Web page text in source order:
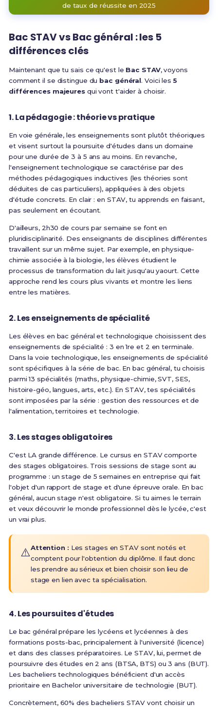
de taux de réussite en 2025
Bac STAV vs Bac général : les 5
différences clés
Maintenant que tu sais ce qu'est le Bac STAV, voyons
comment il se distingue du bac général. Voici les 5
différences majeuresqui vont t'aider à choisir.
1. La pédagogie : théorie vs pratique
En voie générale, les enseignements sont plutôt théoriques
et visent surtout la poursuite d'études dans un domaine
pour une durée de 3 à 5 ans au moins. En revanche,
l'enseignement technologique se caractérise par des
méthodes pédagogiques inductives (les théories sont
déduites de cas particuliers), appliquées à des objets
d'étude concrets. En clair : en STAV, tu apprends en faisant,
pas seulement en écoutant.
D'ailleurs, 2h30 de cours par semaine se font en
pluridisciplinarité. Des enseignants de disciplines différentes
travaillent sur un même sujet. Par exemple, en physique-
chimie associée à la biologie, les élèves étudient le
processus de transformation du lait jusqu'au yaourt. Cette
approche rend les cours plus vivants et montre les liens
entre les matières.
2. Les enseignements de spécialité
Les élèves en bac général et technologique choisissent des
enseignements de spécialité : 3 en 1re et 2 en terminale.
Dans la voie technologique, les enseignements de spécialité
sont spécifiques à la série de bac. En bac général, tu choisis
parmi 13 spécialités (maths, physique-chimie, SVT, SES,
histoire-géo, langues, arts, etc.). En STAV, tes spécialités
sont imposées par la série : gestion des ressources et de
l'alimentation, territoires et technologie.
3. Les stages obligatoires
C'est LA grande différence. Le cursus en STAV comporte
des stages obligatoires. Trois sessions de stage sont au
programme : un stage de 5 semaines en entreprise qui fait
l'objet d'un rapport de stage et d'une épreuve orale. En bac
général, aucun stage n'est obligatoire. Si tu aimes le terrain
et veux découvrir le monde professionnel dès le lycée, c'est
un vrai plus.
⚠️Attention : Les stages en STAV sont notés et
comptent pour l'obtention du diplôme. Il faut donc
les prendre au sérieux et bien choisir son lieu de
stage en lien avec ta spécialisation.
4. Les poursuites d'études
Le bac général prépare les lycéens et lycéennes à des
formations posts-bac, principalement à l'université (licence)
et dans des classes préparatoires. Le STAV, lui,permet de
poursuivre des études en 2 ans (BTSA, BTS) ou 3 ans (BUT).
Les bacheliers technologiques bénéficient d'un accès
prioritaire en Bachelor universitaire de technologie (BUT).
Concrètement, 60% des bacheliers STAV vont choisir un